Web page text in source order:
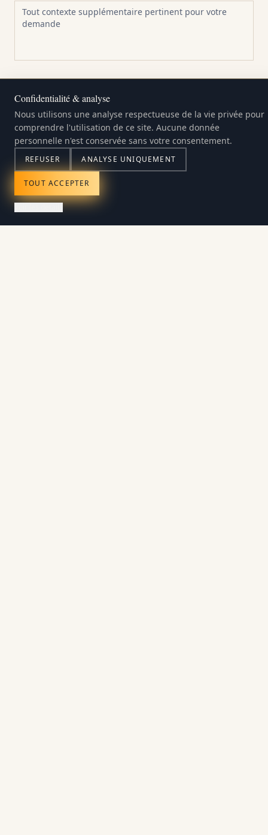
Confidentialité & analyse
Nous utilisons une analyse respectueuse de la vie privée pour
comprendre l'utilisation de ce site. Aucune donnée
personnelle n'est conservée sans votre consentement.
REFUSER ANALYSE UNIQUEMENT
TOUT ACCEPTER
DEMANDER UN APPEL CONFIDENTIEL
Détails du yacht (optionnel — pour les
propriétaires dont le yacht est actuellement en
vente)